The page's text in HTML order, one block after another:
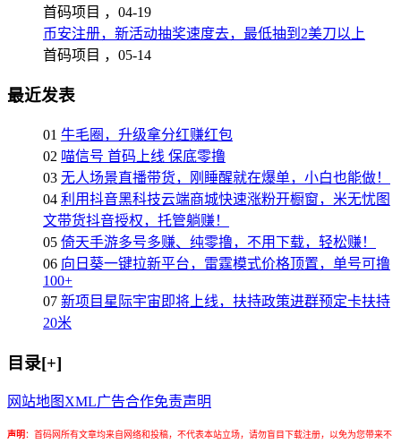
首码项目 ， 04-19
币安注册，新活动抽奖速度去，最低抽到2美刀以上
首码项目 ， 05-14
最近发表
01 牛毛圈，升级拿分红赚红包
02 喵信号 首码上线 保底零撸
03 无人场景直播带货，刚睡醒就在爆单，小白也能做！
04 利用抖音黑科技云端商城快速涨粉开橱窗，米无忧图
文带货抖音授权，托管躺赚！
05 倚天手游多号多赚、纯零撸，不用下载，轻松赚！
06 向日葵一键拉新平台，雷霆模式价格顶置，单号可撸
100+
07 新项目星际宇宙即将上线，扶持政策进群预定卡扶持
20米
目录[+]
网站地图 XML广告合作免责声明
声明： 首码网所有文章均来自网络和投稿，不代表本站立场，请勿盲目下载注册，以免为您带来不